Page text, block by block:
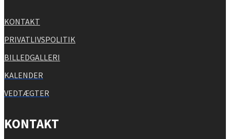
KONTAKT
PRIVATLIVSPOLITIK
BILLEDGALLERI
KALENDER
VEDTÆGTER
KONTAKT